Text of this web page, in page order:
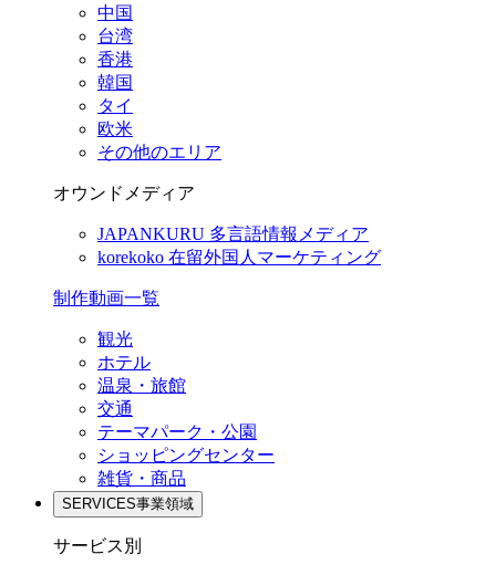
中国
台湾
香港
韓国
タイ
欧米
その他のエリア
オウンドメディア
JAPANKURU 多言語情報メディア
korekoko 在留外国人マーケティング
制作動画一覧
観光
ホテル
温泉・旅館
交通
テーマパーク・公園
ショッピングセンター
雑貨・商品
SERVICES事業領域
サービス別